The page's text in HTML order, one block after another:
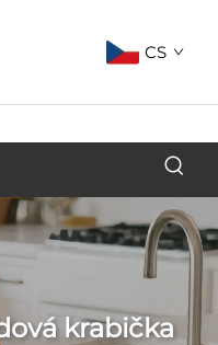
CS
krabička